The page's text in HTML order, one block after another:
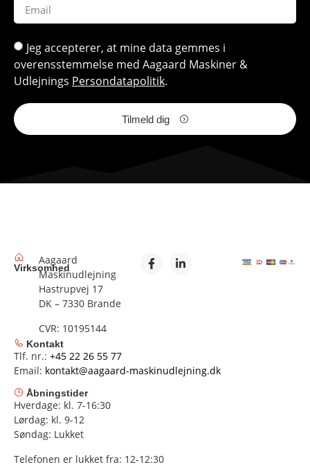
Jeg accepterer, at mine data gemmes i
overensstemmelse med Aagaard Maskiner &
Udlejnings Persondatapolitik.
Tilmeld dig
Virksomhed
Aagaard
Maskinudlejning
Hastrupvej 17
DK – 7330 Brande
CVR: 10195144
Kontakt
Tlf. nr.: +45 22 26 55 77
Email: kontakt@aagaard-maskinudlejning.dk
Åbningstider
Hverdage: kl. 7-16:30
Lørdag: kl. 9-12
Søndag: Lukket
Telefonen er lukket fra: 12-12:30